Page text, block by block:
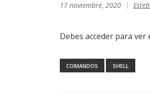
17 noviembre, 2020
Debes acceder para
COMANDOS SHELL